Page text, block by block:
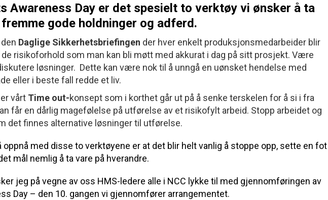
Awareness Day er det spesielt to verktøy vi ønsker å ta
gode holdninger og adferd.
Daglige Sikkerhetsbriefingen der hver enkelt produksjonsmedarbeider blir
risikoforhold som man kan bli møtt med akkurat i dag på sitt prosjekt. Være
løsninger. Dette kan være nok til å unngå en uønsket hendelse med
eller i beste fall redde et liv.
vårt Time out-konsept som i korthet går ut på å senke terskelen for å si i fra
får en dårlig magefølelse på utførelse av et risikofylt arbeid. Stopp arbeidet og
det finnes alternative løsninger til utførelse.
oppnå med disse to verktøyene er at det blir helt vanlig å stoppe opp, sette en fot
mål nemlig å ta vare på hverandre.
jeg på vegne av oss HMS-ledere alle i NCC lykke til med gjennomføringen av
Day – den 10. gangen vi gjennomfører arrangementet.